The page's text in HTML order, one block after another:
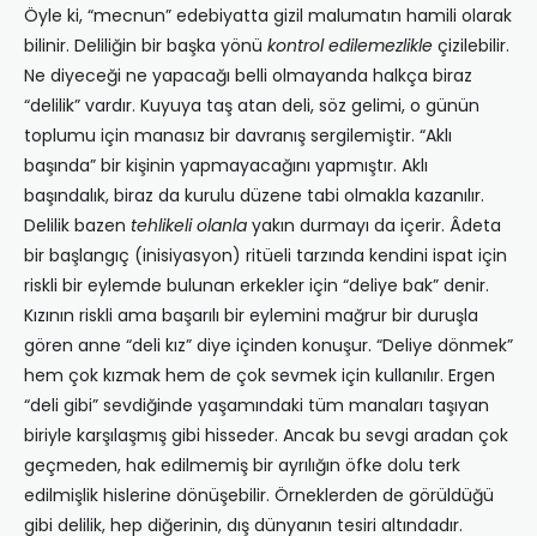
Öyle ki, “mecnun” edebiyatta gizil malumatın hamili olarak
bilinir. Deliliğin bir başka yönü kontrol edilemezlikle çizilebilir.
Ne diyeceği ne yapacağı belli olmayanda halkça biraz
“delilik” vardır. Kuyuya taş atan deli, söz gelimi, o günün
toplumu için manasız bir davranış sergilemiştir. “Aklı
başında” bir kişinin yapmayacağını yapmıştır. Aklı
başındalık, biraz da kurulu düzene tabi olmakla kazanılır.
Delilik bazen tehlikeli olanla yakın durmayı da içerir. Âdeta
bir başlangıç (inisiyasyon) ritüeli tarzında kendini ispat için
riskli bir eylemde bulunan erkekler için “deliye bak” denir.
Kızının riskli ama başarılı bir eylemini mağrur bir duruşla
gören anne “deli kız” diye içinden konuşur. “Deliye dönmek”
hem çok kızmak hem de çok sevmek için kullanılır. Ergen
“deli gibi” sevdiğinde yaşamındaki tüm manaları taşıyan
biriyle karşılaşmış gibi hisseder. Ancak bu sevgi aradan çok
geçmeden, hak edilmemiş bir ayrılığın öfke dolu terk
edilmişlik hislerine dönüşebilir. Örneklerden de görüldüğü
gibi delilik, hep diğerinin, dış dünyanın tesiri altındadır.